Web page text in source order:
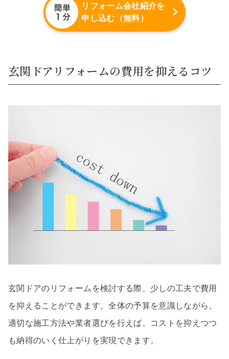
リフォーム会社紹介を
申し込む（無料）
玄関ドアリフォームの費用を抑えるコツ
玄関ドアのリフォームを検討する際、少しの工夫で費用
を抑えることができます。全体の予算を意識しながら、
適切な施工方法や業者選びを行えば、コストを抑えつつ
も納得のいく仕上がりを実現できます。